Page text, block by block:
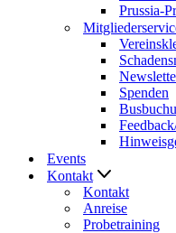
Prussia-
Spenden
Events
Kontakt
Kontakt
Anreise
Probetraining